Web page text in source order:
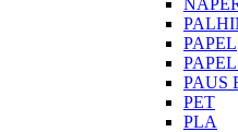
PAPEL
PAUS
PET
PLA